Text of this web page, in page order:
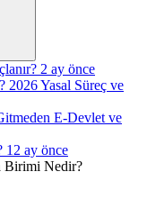
2 ay önce
2026 Yasal Süreç ve
E-Devlet ve
12 ay önce
Birimi Nedir?